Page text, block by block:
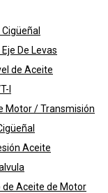
De Levas
de Aceite
I
Motor / Transmisión
Aceite
de Aceite de Motor